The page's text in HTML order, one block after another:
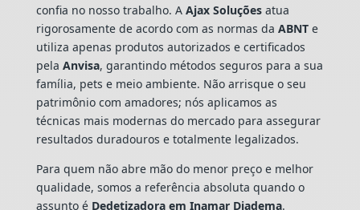
confia no nosso trabalho. A Ajax Soluçõesatua
rigorosamente de acordo com as normas da ABNTe
utiliza apenas produtos autorizados e certificados
pela Anvisa, garantindo métodos seguros para a sua
família, pets e meio ambiente. Não arrisque o seu
patrimônio com amadores; nós aplicamos as
técnicas mais modernas do mercado para assegurar
resultados duradouros e totalmente legalizados.
Para quem não abre mão do menor preço e melhor
qualidade, somos a referência absoluta quando o
assunto é Dedetizadora em Inamar Diadema.